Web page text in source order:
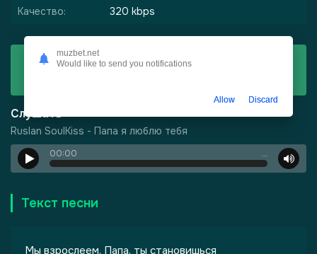
Качество:
320 kbps
Скачать
Слушать
Ruslan SoulKiss - Папа я люблю тебя
00:00 …
Текст песни
Мы взрослеем. Папа, ты становишься
muzbet.net
Would like to send you notifications
Allow Discard